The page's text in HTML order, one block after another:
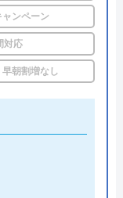
した。ト
下さって助
料金割増はな
、急なトラブル
、見積もり時に
で20%割引に
ので、急な出
。他にも、ク
でき、都合の
ンペーン
対応
朝割増なし